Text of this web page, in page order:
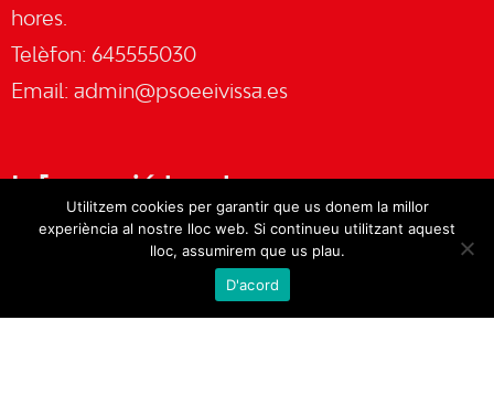
hores.
Telèfon: 645555030
Email: admin@psoeeivissa.es
Informació legal
Política de privacitat
Utilitzem cookies per garantir que us donem la millor
experiència al nostre lloc web. Si continueu utilitzant aquest
lloc, assumirem que us plau.
D'acord